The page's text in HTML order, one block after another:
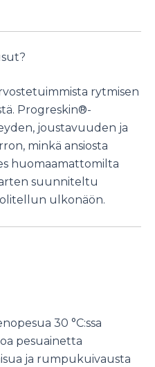
rytmisen
Progreskin®-
joustavuuden ja
minkä ansiosta
huomaamattomilta
suunniteltu
ulkonäön.
30 °C:ssa
pesuainetta
ja rumpukuivausta